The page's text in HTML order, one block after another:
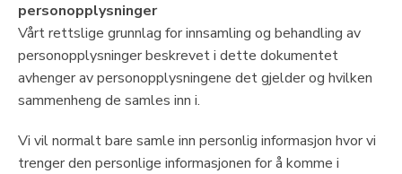
personopplysninger
Vårt rettslige grunnlag for innsamling og behandling av
personopplysninger beskrevet i dette dokumentet
avhenger av personopplysningene det gjelder og hvilken
sammenheng de samles inn i.
Vi vil normalt bare samle inn personlig informasjon hvor vi
trenger den personlige informasjonen for å komme i